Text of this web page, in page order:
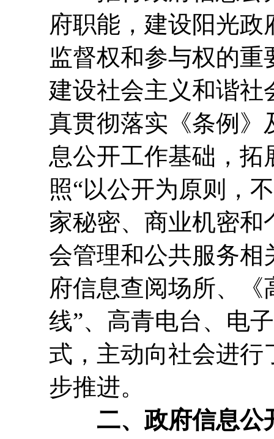
府职能，建设阳光
监督权和参与权的
建设社会主义和谐社
真贯彻落实《条例》
息公开工作基础，
照“以公开为原则，
家秘密、商业机密
会管理和公共服务相
府信息查阅场所、《
线”、高青电台、电
式，主动向社会进行
步推进。
二、政府信息公